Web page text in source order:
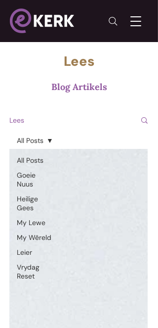
Lees
Blog Artikels
Lees
All Posts
Goeie
Nuus
Heilige
Gees
My Lewe
My Wêreld
Leier
Vrydag
Reset
All Posts